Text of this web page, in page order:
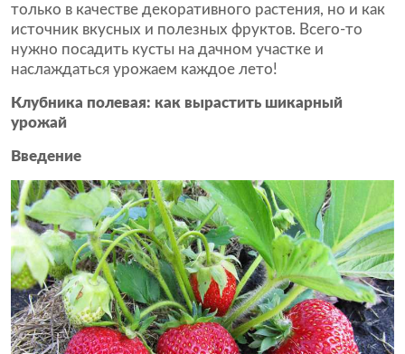
только в качестве декоративного растения, но и как
источник вкусных и полезных фруктов. Всего-то
нужно посадить кусты на дачном участке и
наслаждаться урожаем каждое лето!
Клубника полевая: как вырастить шикарный
урожай
Введение